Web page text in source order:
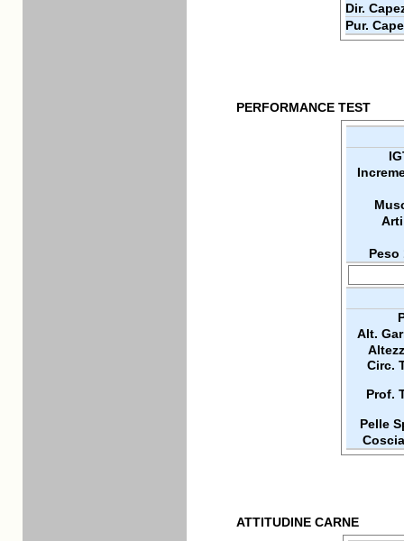
Dir.
Pur.
PERFORMANCE TEST
Peso
Alt.
Circ.
Prof.
Pelle
ATTITUDINE CARNE